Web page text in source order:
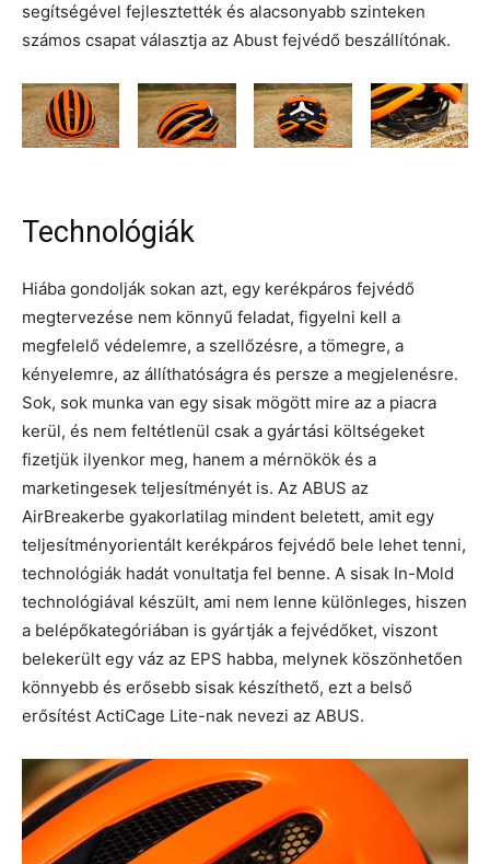
segítségével fejlesztették és alacsonyabb szinteken
számos csapat választja az Abust fejvédő beszállítónak.
Technológiák
Hiába gondolják sokan azt, egy kerékpáros fejvédő
megtervezése nem könnyű feladat, figyelni kell a
megfelelő védelemre, a szellőzésre, a tömegre, a
kényelemre, az állíthatóságra és persze a megjelenésre.
Sok, sok munka van egy sisak mögött mire az a piacra
kerül, és nem feltétlenül csak a gyártási költségeket
fizetjük ilyenkor meg, hanem a mérnökök és a
marketingesek teljesítményét is. Az ABUS az
AirBreakerbe gyakorlatilag mindent beletett, amit egy
teljesítményorientált kerékpáros fejvédő bele lehet tenni,
technológiák hadát vonultatja fel benne. A sisak In-Mold
technológiával készült, ami nem lenne különleges, hiszen
a belépőkategóriában is gyártják a fejvédőket, viszont
belekerült egy váz az EPS habba, melynek köszönhetően
könnyebb és erősebb sisak készíthető, ezt a belső
erősítést ActiCage Lite-nak nevezi az ABUS.